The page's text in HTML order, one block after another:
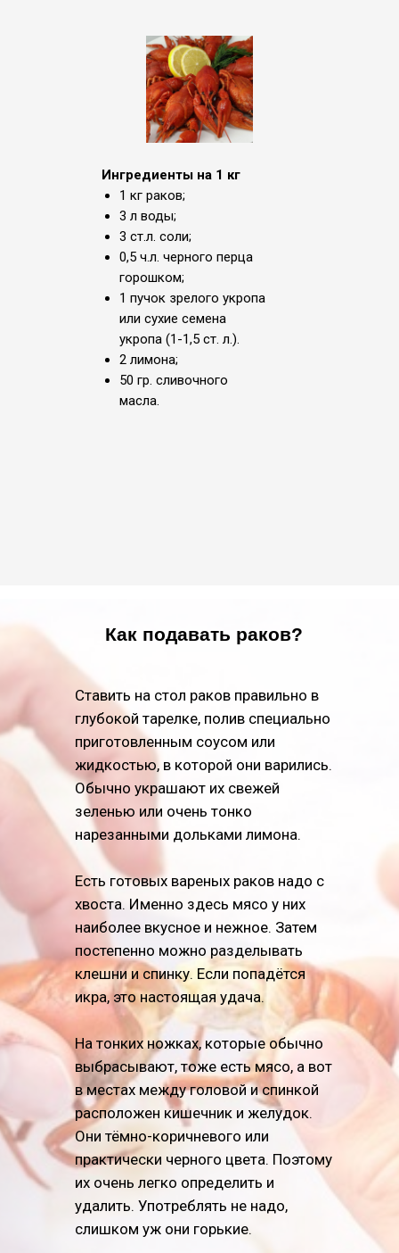
Ингредиенты на 1 кг
1 кг раков;
3 л воды;
3 ст.л. соли;
0,5 ч.л. черного перца
горошком;
1 пучок зрелого укропа
или сухие семена
укропа (1-1,5 ст. л.).
2 лимона;
50 гр. сливочного
масла.
Как подавать раков?
Ставить на стол раков правильно в
глубокой тарелке, полив специально
приготовленным соусом или
жидкостью, в которой они варились.
Обычно украшают их свежей
зеленью или очень тонко
нарезанными дольками лимона.
Есть готовых вареных раков надо с
хвоста. Именно здесь мясо у них
наиболее вкусное и нежное. Затем
постепенно можно разделывать
клешни и спинку. Если попадётся
икра, это настоящая удача.
На тонких ножках, которые обычно
выбрасывают, тоже есть мясо, а вот
в местах между головой и спинкой
расположен кишечник и желудок.
Они тёмно-коричневого или
практически черного цвета. Поэтому
их очень легко определить и
удалить. Употреблять не надо,
слишком уж они горькие.